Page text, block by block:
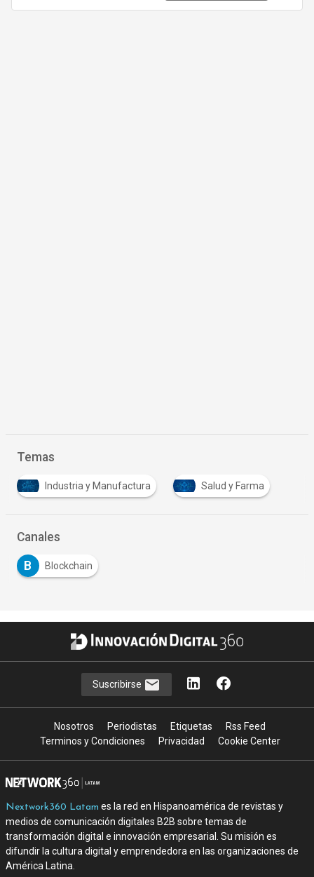
Temas
Industria y Manufactura Salud y Farma
Canales
B Blockchain
Suscribirse
Nosotros Periodistas Etiquetas
Rss Feed
Terminos y Condiciones
Privacidad Cookie Center
Nextwork360 Latam es la red en Hispanoamérica de revistas y
medios de comunicación digitales B2B sobre temas de
transformación digital e innovación empresarial. Su misión es
difundir la cultura digital y emprendedora en las organizaciones de
América Latina.